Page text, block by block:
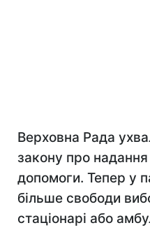
Верховна Рада
закону про надання
допомоги. Тепер у
більше свободи
стаціонарі або